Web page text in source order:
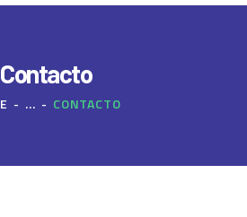
Contacto
... CONTACTO